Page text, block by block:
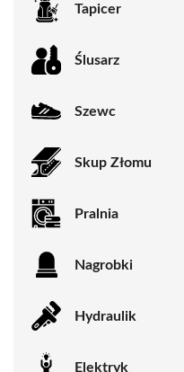
Tapicer
Ślusarz
Szewc
Skup Złomu
Pralnia
Nagrobki
Hydraulik
Elektryk